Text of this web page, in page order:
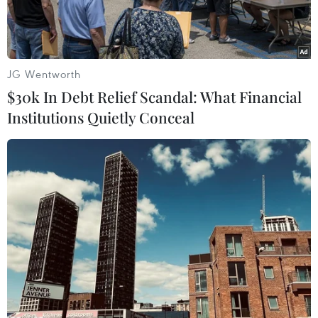
Tổng thống Mỹ Donald Trump (phải) và nhà lãnh đạo Triều Tiên
Kim Jong-un trong cuộc gặp ở làng đình chiến Panmunjom tại
Khu phi quân sự (DMZ) chiều 30/6/2019. (Ảnh: AFP/TTXVN)
Một quan chức cấp cao Mỹ ngày 24/10 cho biết
Tổng thống Donald Trump không có kế hoạch
JG Wentworth
$30k In Debt Relief Scandal: What Financial
Institutions Quietly Conceal